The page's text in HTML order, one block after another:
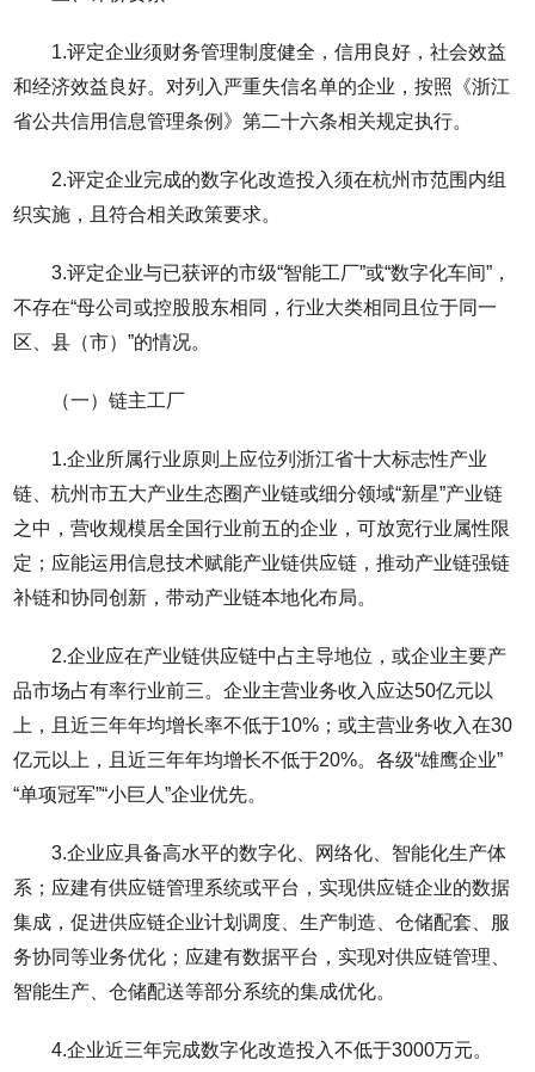
1.评定企业须财务管理制度健全，信用良好，社会效益
和经济效益良好。对列入严重失信名单的企业，按照《浙江
省公共信用信息管理条例》第二十六条相关规定执行。
2.评定企业完成的数字化改造投入须在杭州市范围内组
织实施，且符合相关政策要求。
3.评定企业与已获评的市级“智能工厂”或“数字化车间”，
不存在“母公司或控股股东相同，行业大类相同且位于同一
区、县（市）”的情况。
（一）链主工厂
1.企业所属行业原则上应位列浙江省十大标志性产业
链、杭州市五大产业生态圈产业链或细分领域“新星”产业链
之中，营收规模居全国行业前五的企业，可放宽行业属性限
定；应能运用信息技术赋能产业链供应链，推动产业链强链
补链和协同创新，带动产业链本地化布局。
2.企业应在产业链供应链中占主导地位，或企业主要产
品市场占有率行业前三。企业主营业务收入应达50亿元以
上，且近三年年均增长率不低于10%；或主营业务收入在30
亿元以上，且近三年年均增长不低于20%。各级“雄鹰企业”
“单项冠军”“小巨人”企业优先。
3.企业应具备高水平的数字化、网络化、智能化生产体
系；应建有供应链管理系统或平台，实现供应链企业的数据
集成，促进供应链企业计划调度、生产制造、仓储配套、服
务协同等业务优化；应建有数据平台，实现对供应链管理、
智能生产、仓储配送等部分系统的集成优化。
4.企业近三年完成数字化改造投入不低于3000万元。